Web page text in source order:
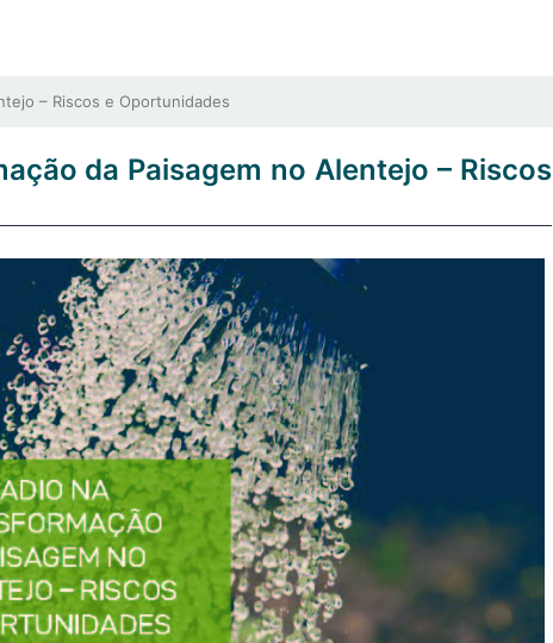
– Riscos e Oportunidades
da Paisagem no Alentejo – Riscos